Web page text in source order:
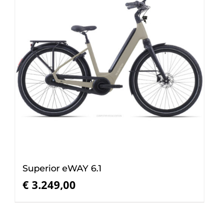
Superior eWAY 6.1
€ 3.249,00